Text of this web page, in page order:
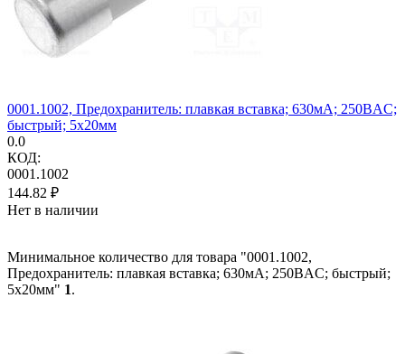
0001.1002, Предохранитель: плавкая вставка; 630мА; 250ВAC;
быстрый; 5x20мм
0.0
КОД:
0001.1002
144.82 ₽
Нет в наличии
Минимальное количество для товара "0001.1002,
Предохранитель: плавкая вставка; 630мА; 250ВAC; быстрый;
5x20мм" 1.